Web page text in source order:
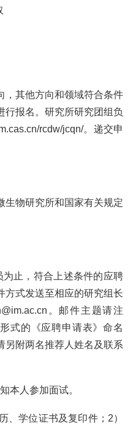
，其他方向和领域符合条件
行报名。研究所研究团组负
rcdw/jcqn/。递交申
生物研究所和国家有关规定
止，符合上述条件的应聘
方式发送至相应的研究组长
。邮件主题请注
式的《应聘申请表》命名
另附两名推荐人姓名及联系
本人参加面试。
、学位证书及复印件；2）